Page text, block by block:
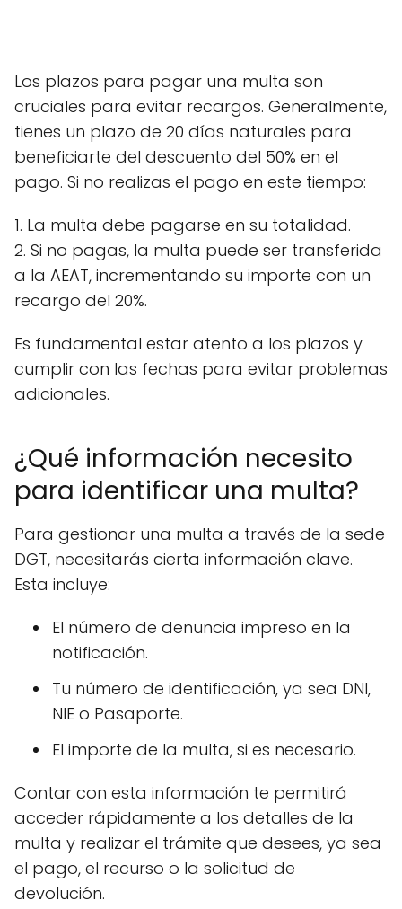
Los plazos para pagar una multa son
cruciales para evitar recargos. Generalmente,
tienes un plazo de 20 días naturales para
beneficiarte del descuento del 50% en el
pago. Si no realizas el pago en este tiempo:
1. La multa debe pagarse en su totalidad.
2. Si no pagas, la multa puede ser transferida
a la AEAT, incrementando su importe con un
recargo del 20%.
Es fundamental estar atento a los plazos y
cumplir con las fechas para evitar problemas
adicionales.
¿Qué información necesito
para identificar una multa?
Para gestionar una multa a través de la sede
DGT, necesitarás cierta información clave.
Esta incluye:
El número de denuncia impreso en la
notificación.
Tu número de identificación, ya sea DNI,
NIE o Pasaporte.
El importe de la multa, si es necesario.
Contar con esta información te permitirá
acceder rápidamente a los detalles de la
multa y realizar el trámite que desees, ya sea
el pago, el recurso o la solicitud de
devolución.